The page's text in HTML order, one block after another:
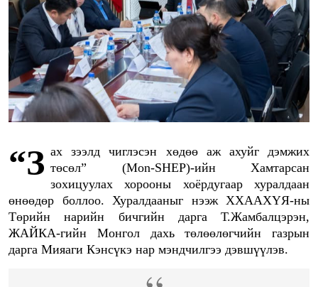
“Зах зээлд чиглэсэн хөдөө аж ахуйг дэмжих төсөл” (Mon-SHEP)-ийн Хамтарсан
зохицуулах хорооны хоёрдугаар хуралдаан
өнөөдөр боллоо. Хуралдааныг нээж ХХААХҮЯ-ны
Төрийн нарийн бичгийн дарга Т.Жамбалцэрэн,
ЖАЙКА-гийн Монгол дахь төлөөлөгчийн газрын
дарга Мияаги Кэнсүкэ нар мэндчилгээ дэвшүүлэв.